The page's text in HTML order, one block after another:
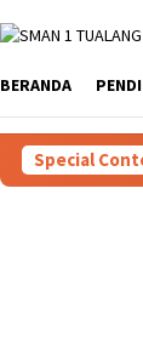
BERANDA
Special